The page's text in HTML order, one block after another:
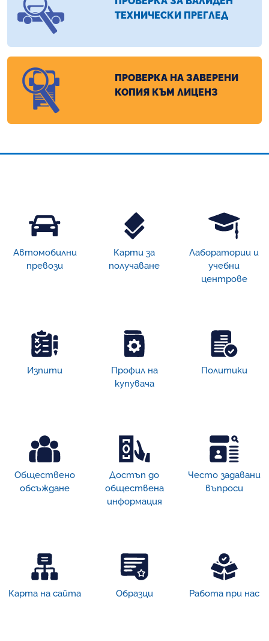
ТЕХНИЧЕСКИ ПРЕГЛЕД
ПРОВЕРКА НА ЗАВЕРЕНИ
КОПИЯ КЪМ ЛИЦЕНЗ
Автомобилни
превози
Карти за
получаване
Лаборатории и
учебни
центрове
Изпити
Профил на
купувача
Политики
Обществено
обсъждане
Достъп дo
обществена
информация
Често задавани
въпроси
Карта на сайта Образци Работа при нас